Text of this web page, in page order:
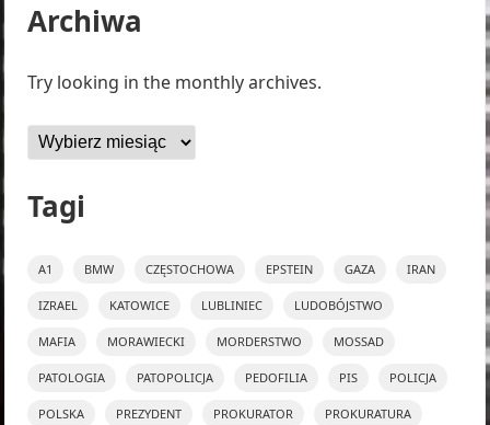
Archiwa
Try looking in the monthly archives.
Archiwa
Tagi
A1 BMW CZĘSTOCHOWA EPSTEIN GAZA IRAN
IZRAEL KATOWICE LUBLINIEC LUDOBÓJSTWO
MAFIA MORAWIECKI MORDERSTWO MOSSAD
PATOLOGIA PATOPOLICJA PEDOFILIA PIS POLICJA
POLSKA PREZYDENT PROKURATOR PROKURATURA